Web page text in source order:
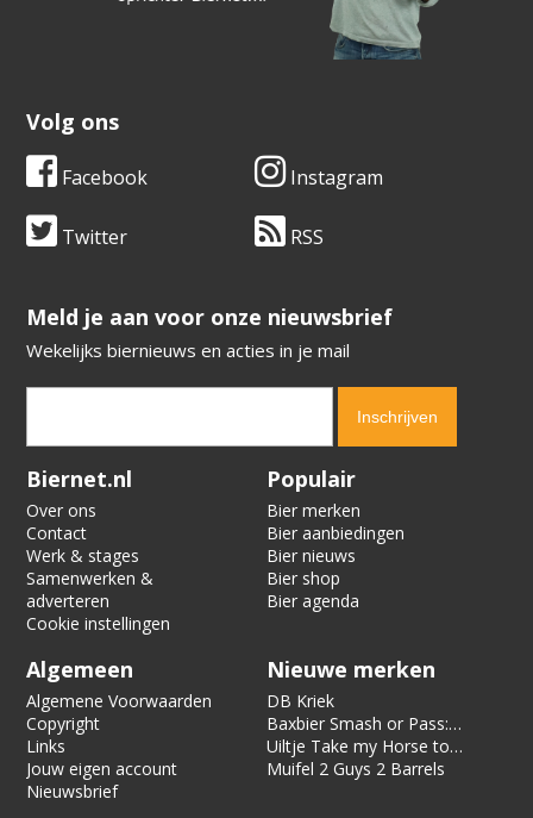
Volg ons
Facebook Instagram
Twitter RSS
​​​​​​​Meld je aan voor onze nieuwsbrief
Wekelijks biernieuws en acties in je mail
Verification code:
Biernet.nl
Over ons
Contact
Werk & stages
Samenwerken &
adverteren
Cookie instellingen
Populair
Bier merken
Bier aanbiedingen
Bier nieuws
Bier shop
Bier agenda
Algemeen
Algemene Voorwaarden
Copyright
Links
Jouw eigen account
Nieuwsbrief
Nieuwe merken
DB Kriek
Baxbier Smash or Pass:
Strata
Uiltje Take my Horse to
the Hotel Room
Muifel 2 Guys 2 Barrels